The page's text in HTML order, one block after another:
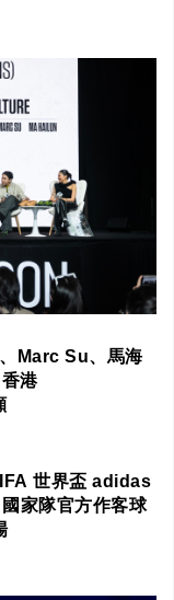
Marc Su、馬海
港
世界盃 adidas
家隊官方作客球